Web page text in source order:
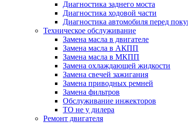
Диагностика заднего моста
Диагностика ходовой части
Диагностика автомобиля перед
Техническое обслуживание
Замена масла в двигателе
Замена масла в АКПП
Замена масла в МКПП
Замена охлаждающей жидкости
Замена свечей зажигания
Замена приводных ремней
Замена фильтров
Обслуживание инжекторов
ТО не у дилера
Ремонт двигателя